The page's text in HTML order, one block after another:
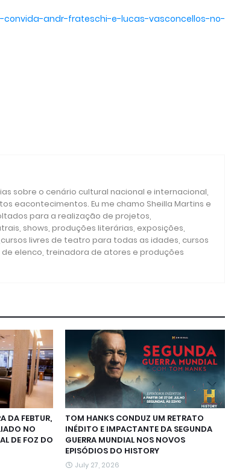
convida-andr-frateschi-e-lucas-vasconcellos-no-
sobre o cenário cultural nacional e internacional,
eacontecimentos. Eu me chamo Sheilla Martins e
para a realização de projetos,
shows, produções literárias, exposições,
livres de teatro para todas as idades, cursos
elenco, treinadora de atores e produções
DA FEBTUR,
NO
DE FOZ DO
TOM HANKS CONDUZ UM RETRATO
INÉDITO E IMPACTANTE DA SEGUNDA
GUERRA MUNDIAL NOS NOVOS
EPISÓDIOS DO HISTORY
July 27, 2026